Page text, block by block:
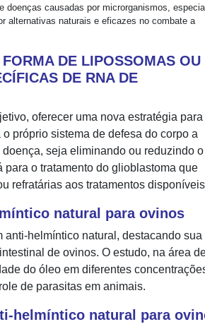
doenças causadas por microrganismos,
alternativas naturais e eficazes no combate a
DE LIPOSSOMAS OU
DE RNA DE
oferecer uma nova estratégia para
próprio sistema de defesa do corpo a
seja eliminando ou reduzindo o
o tratamento do glioblastoma que
refratárias aos tratamentos
natural para ovinos
anti-helmíntico natural, destacando sua
de ovinos. O estudo, na área
do óleo em diferentes
de parasitas em animais.
helmíntico natural para